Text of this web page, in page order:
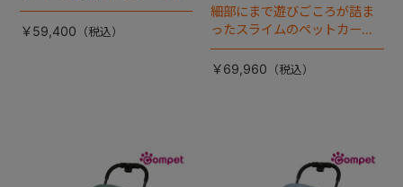
ミリ キャリー』 からアースカ
ラーが登場！
￥59,400
細部にまで遊びごころが詰ま
ったスライムのペットカー
ト。
￥69,960